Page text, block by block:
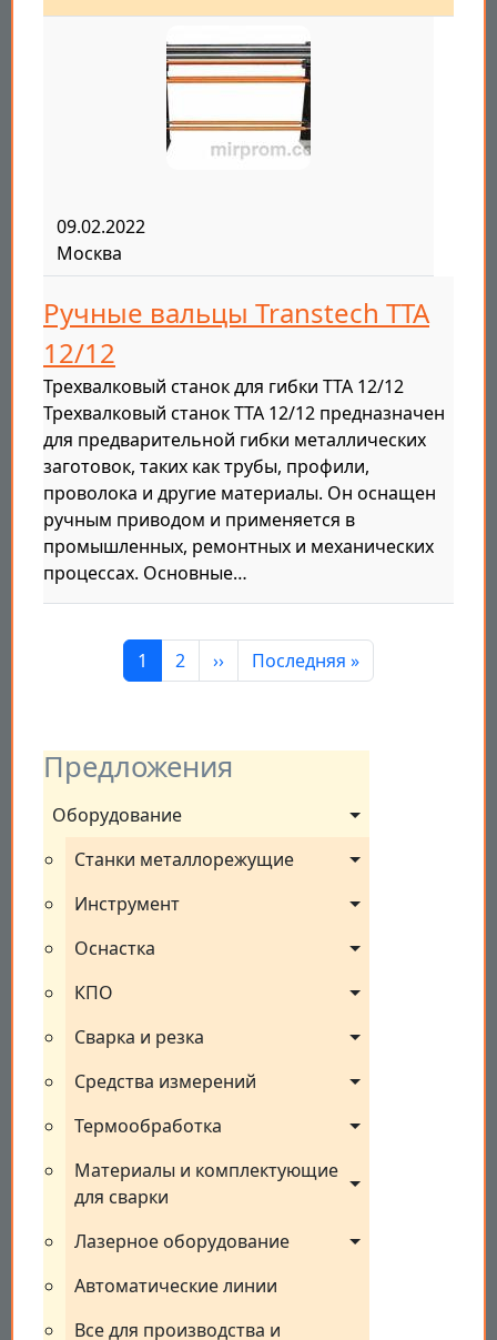
Предложения
Оборудование
Станки металлорежущие
Инструмент
Оснастка
КПО
Сварка и резка
Средства измерений
Термообработка
Материалы и комплектующие
для сварки
Лазерное оборудование
Автоматические линии
Все для производства и
09.02.2022
Москва
Ручные вальцы Transtech ТТА
12/12
Трехвалковый станок для гибки TTA 12/12
Трехвалковый станок TTA 12/12 предназначен
для предварительной гибки металлических
заготовок, таких как трубы, профили,
проволока и другие материалы. Он оснащен
ручным приводом и применяется в
промышленных, ремонтных и механических
процессах. Основные…
Нумерация страниц
Страница
1 Страница
2 Следующая страница
›› Последняя страница
Последняя »